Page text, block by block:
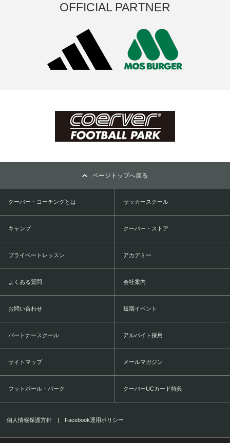
OFFICIAL PARTNER
ページトップへ戻る
クーバー・コーチングとは サッカースクール
キャンプ クーバー・ストア
プライベートレッスン アカデミー
よくある質問 会社案内
お問い合わせ 短期イベント
パートナースクール アルバイト採用
サイトマップ メールマガジン
フットボール・パーク クーバーUCカード特典
個人情報保護方針 Facebook運用ポリシー